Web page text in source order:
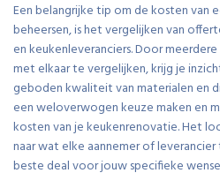
Een belangrijke tip om de kosten van
beheersen, is het vergelijken van
en keukenleveranciers. Door
met elkaar te vergelijken, krijg je
geboden kwaliteit van materialen en
een weloverwogen keuze maken en
kosten van je keukenrenovatie. Het
naar wat elke aannemer of
beste deal voor jouw specifieke